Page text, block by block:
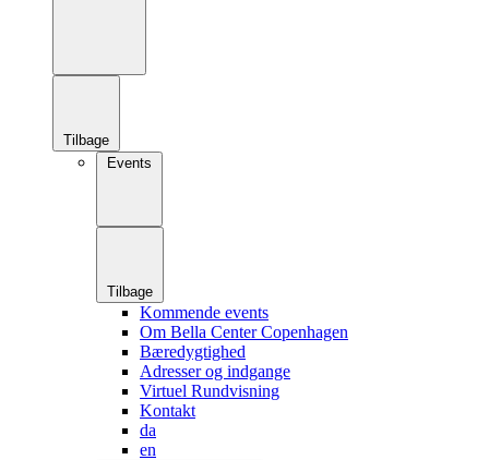
Tilbage
Events
Tilbage
Kommende events
Om Bella Center Copenhagen
Bæredygtighed
Adresser og indgange
Virtuel Rundvisning
Kontakt
da
en